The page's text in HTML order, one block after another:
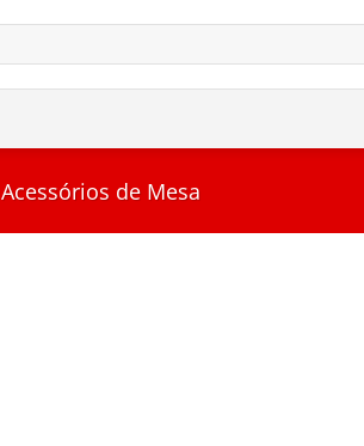
Acessórios de Mesa